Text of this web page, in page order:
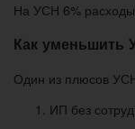
На УСН 6% расходы
Как уменьшить
Один из плюсов
ИП без